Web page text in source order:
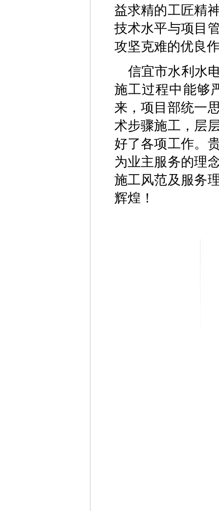
益求精的工匠精
技术水平与项目
攻坚克难的优良
信宜市水利水
施工过程中能够
来，项目部统一
术步骤施工，层
好了各项工作。
为业主服务的理
施工风范及服务
辉煌！